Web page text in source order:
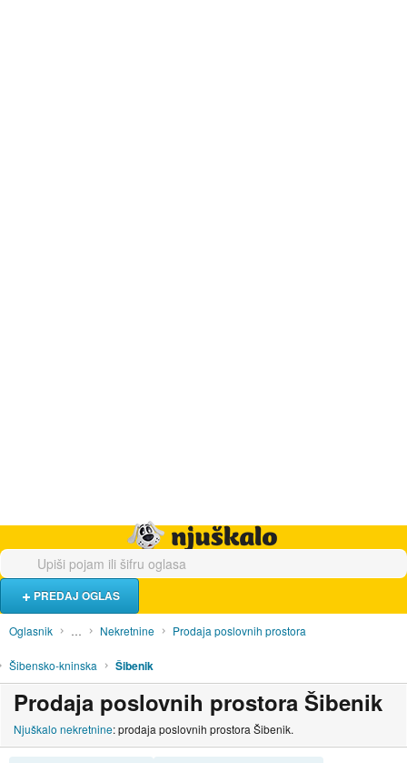
PREDAJ OGLAS
Oglasnik … Nekretnine Prodaja poslovnih prostora
Šibensko-kninska Šibenik
Prodaja poslovnih prostora Šibenik
Njuškalo nekretnine: prodaja poslovnih prostora Šibenik.